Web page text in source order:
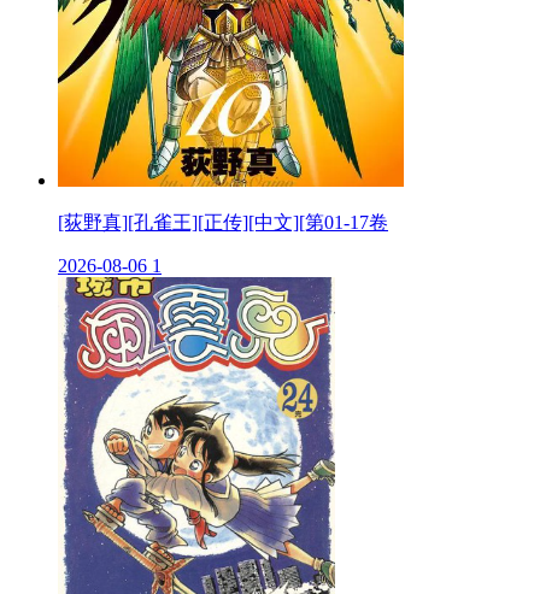
[荻野真][孔雀王][正传][中文][第01-17卷
2026-08-06 1